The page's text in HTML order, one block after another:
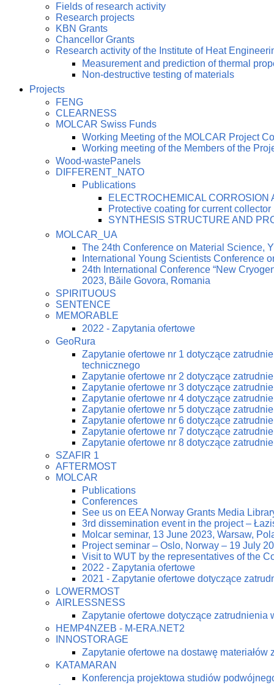
Fields of research activity
Research projects
KBN Grants
Chancellor Grants
Research activity of the Institute of Heat
Measurement and prediction of thermal
Non-destructive testing of materials
Projects
FENG
CLEARNESS
MOLCAR Swiss Funds
Working Meeting of the MOLCAR Project
Working meeting of the Members of the
Wood-wastePanels
DIFFERENT_NATO
Publications
ELECTROCHEMICAL CORROSION
Protective coating for current
SYNTHESIS STRUCTURE AND
MOLCAR_UA
The 24th Conference on Material Science,
International Young Scientists Conference
24th International Conference “New
2023, Băile Govora, Romania
SPIRITUOUS
SENTENCE
MEMORABLE
2022 - Zapytania ofertowe
GeoRura
Zapytanie ofertowe nr 1 dotyczące
technicznego
Zapytanie ofertowe nr 2 dotyczące
Zapytanie ofertowe nr 3 dotyczące
Zapytanie ofertowe nr 4 dotyczące
Zapytanie ofertowe nr 5 dotyczące
Zapytanie ofertowe nr 6 dotyczące
Zapytanie ofertowe nr 7 dotyczące
Zapytanie ofertowe nr 8 dotyczące
SZAFIR 1
AFTERMOST
MOLCAR
Publications
Conferences
See us on EEA Norway Grants Media
3rd dissemination event in the project –
Molcar seminar, 13 June 2023, Warsaw,
Project seminar – Oslo, Norway – 19 July
Visit to WUT by the representatives of the
2022 - Zapytania ofertowe
2021 - Zapytanie ofertowe dotyczące
LOWERMOST
AIRLESSNESS
Zapytanie ofertowe dotyczące zatrudnienia
HEMP4NZEB - M-ERA.NET2
INNOSTORAGE
Zapytanie ofertowe na dostawę materiałów
KATAMARAN
Konferencja projektowa studiów